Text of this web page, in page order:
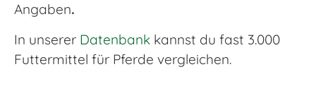
Angaben.
In unserer Datenbank kannst du fast 3.000
Futtermittel für Pferde vergleichen.